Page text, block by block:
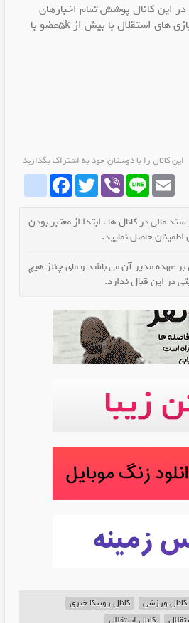
در این کانال پوشش تمام اخبارهای
نقل و انتقلاتی گزارش بازی های استقلال با بیش از 5kعضو با
این کانال را با دوستان خود به اشتراک بگذارید
whatrubikaFacebookTwitter Viber Line Email
مالی در کانال ها ، ابتدا از معتبر بودن
اطمینان حاصل نمایید.
بر عهده مدیر آن می باشد و مای چنلز هیچ
در این قبال ندارد.
کانال ورزشی
کانال روبیکا خبری
کانال استقلال